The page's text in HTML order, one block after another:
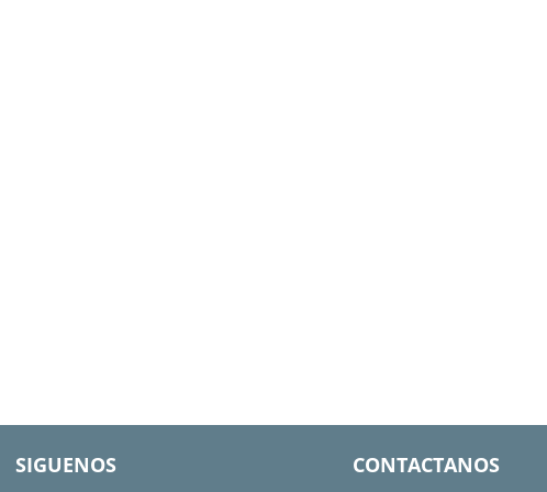
SIGUENOS CONTACTANOS